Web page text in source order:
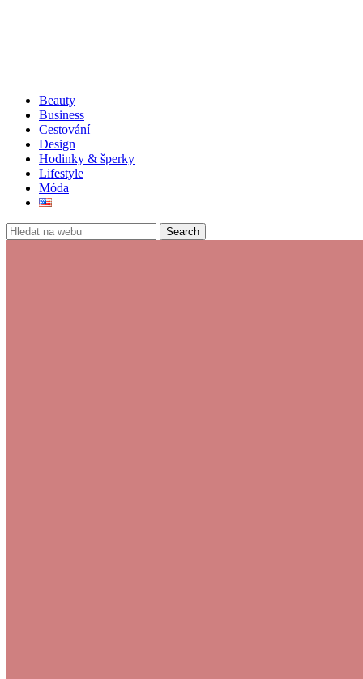
Beauty
Business
Cestování
Design
Hodinky & šperky
Lifestyle
Móda
Search